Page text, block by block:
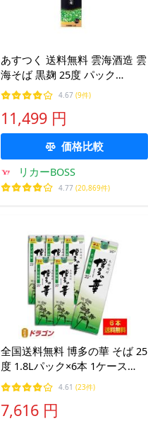
あすつく 送料無料 雲海酒造 雲
海そば 黒麹 25度 パック
1800ml 1.8L×1ケース/6本
4.67 (9件)
11,499 円
価格比較
リカーBOSS
4.77 (20,869件)
全国送料無料 博多の華 そば 25
度 1.8Lパック×6本 1ケース
1800ml そば焼酎 福徳長酒類
本格焼酎
4.61 (23件)
7,616 円